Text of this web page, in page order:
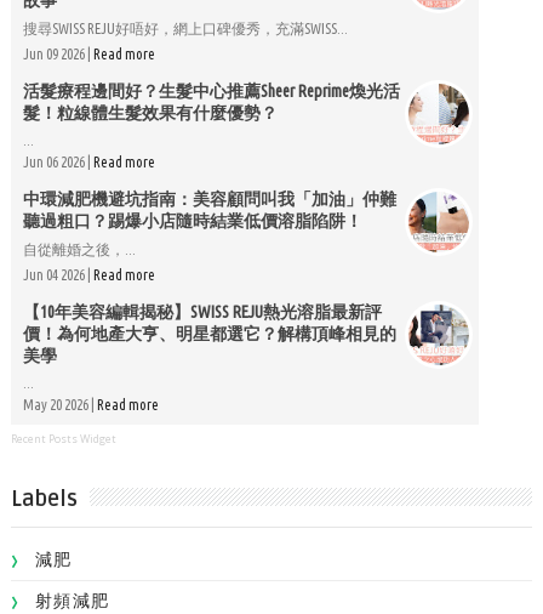
搜尋SWISS REJU好唔好，網上口碑優秀，充滿SWISS...
Jun 09 2026 | Read more
活髮療程邊間好？生髮中心推薦Sheer Reprime煥光活
髮！粒線體生髮效果有什麼優勢？
Jun 06 2026 | Read more
中環減肥機避坑指南：美容顧問叫我「加油」仲難
聽過粗口？踢爆小店隨時結業低價溶脂陷阱！
自從離婚之後，...
Jun 04 2026 | Read more
【10年美容編輯揭秘】SWISS REJU熱光溶脂最新評
價！為何地產大亨、明星都選它？解構頂峰相見的
美學
May 20 2026 | Read more
Recent Posts Widget
Labels
減肥
射頻減肥